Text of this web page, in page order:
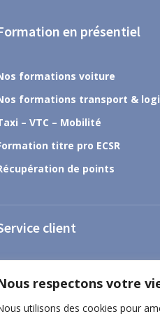
respectons votre
utilisons des cookies pour
en présentiel
formations voiture
formations transport &
– VTC – Mobilité
titre pro ECSR
de points
client
contacter